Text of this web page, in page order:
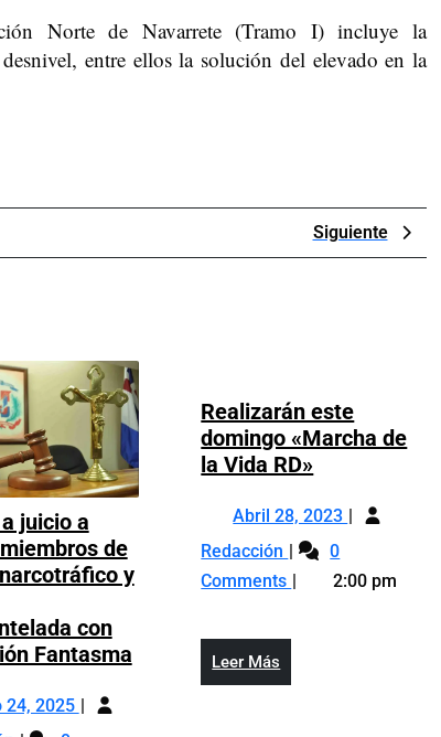
Norte de Navarrete (Tramo I) incluye la
entre ellos la solución del elevado en la
Siguiente
Post
juicio a
de
y
con
FantasmaEnvían
24, 2025 Julio
Realizarán este
domingo «Marcha de
la Vida RD»
domingo
«Marcha
de
Abril 28, 2023 Abril
Redacción Realizarán
este
0
Comments
2:00 pm
Leer Más
Más